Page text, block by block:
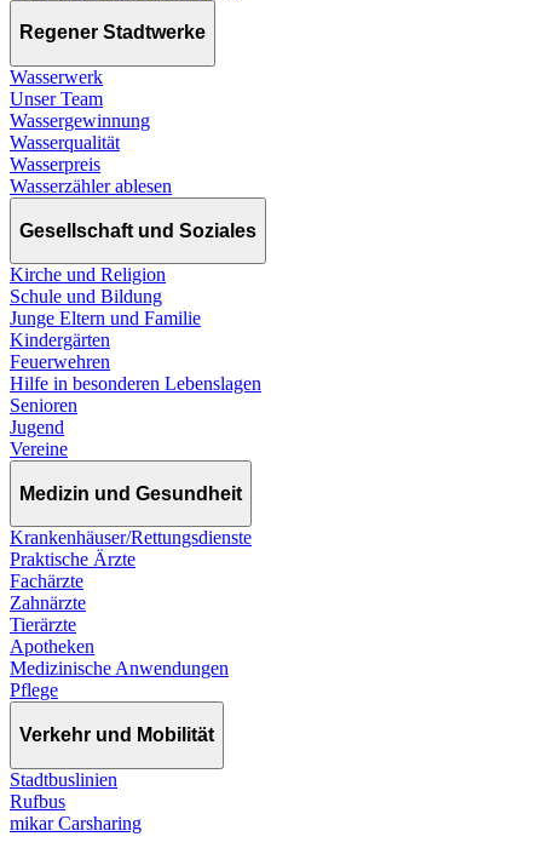
Regener Stadtwerke
Wasserwerk
Unser Team
Wassergewinnung
Wasserqualität
Wasserpreis
Wasserzähler ablesen
Gesellschaft und Soziales
Kirche und Religion
Schule und Bildung
Junge Eltern und Familie
Kindergärten
Feuerwehren
Hilfe in besonderen Lebenslagen
Senioren
Jugend
Vereine
Medizin und Gesundheit
Krankenhäuser/Rettungsdienste
Praktische Ärzte
Fachärzte
Zahnärzte
Tierärzte
Apotheken
Medizinische Anwendungen
Pflege
Verkehr und Mobilität
Stadtbuslinien
Rufbus
mikar Carsharing